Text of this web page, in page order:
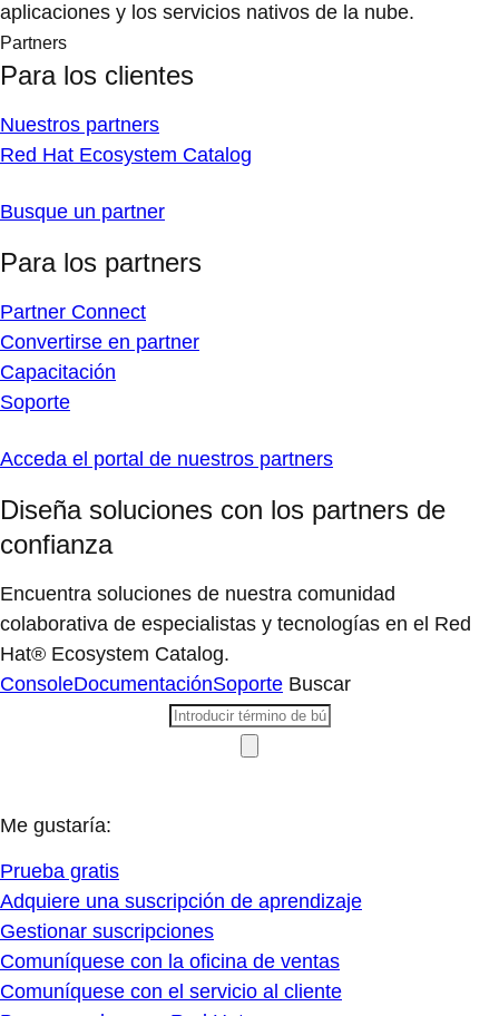
aplicaciones y los servicios nativos de la nube.
Partners
Para los clientes
Nuestros partners
Red Hat Ecosystem Catalog
Busque un partner
Para los partners
Partner Connect
Convertirse en partner
Capacitación
Soporte
Acceda el portal de nuestros partners
Diseña soluciones con los partners de
confianza
Encuentra soluciones de nuestra comunidad
colaborativa de especialistas y tecnologías en el Red
Hat® Ecosystem Catalog.
ConsoleDocumentaciónSoporte Buscar
Me gustaría:
Prueba gratis
Adquiere una suscripción de aprendizaje
Gestionar suscripciones
Comuníquese con la oficina de ventas
Comuníquese con el servicio al cliente